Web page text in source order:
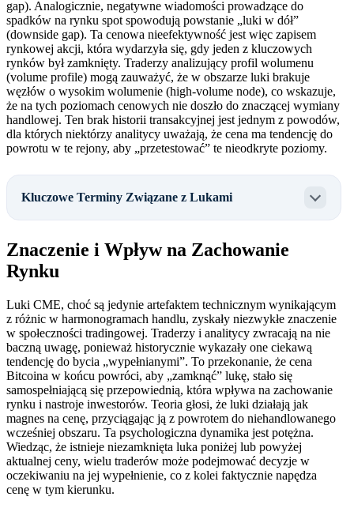
gap). Analogicznie, negatywne wiadomości prowadzące do
spadków na rynku spot spowodują powstanie „luki w dół”
(downside gap). Ta cenowa nieefektywność jest więc zapisem
rynkowej akcji, która wydarzyła się, gdy jeden z kluczowych
rynków był zamknięty. Traderzy analizujący profil wolumenu
(volume profile) mogą zauważyć, że w obszarze luki brakuje
węzłów o wysokim wolumenie (high-volume node), co wskazuje,
że na tych poziomach cenowych nie doszło do znaczącej wymiany
handlowej. Ten brak historii transakcyjnej jest jednym z powodów,
dla których niektórzy analitycy uważają, że cena ma tendencję do
powrotu w te rejony, aby „przetestować” te nieodkryte poziomy.
Kluczowe Terminy Związane z Lukami
Znaczenie i Wpływ na Zachowanie
Rynku
Luki CME, choć są jedynie artefaktem technicznym wynikającym
z różnic w harmonogramach handlu, zyskały niezwykłe znaczenie
w społeczności tradingowej. Traderzy i analitycy zwracają na nie
baczną uwagę, ponieważ historycznie wykazały one ciekawą
tendencję do bycia „wypełnianymi”. To przekonanie, że cena
Bitcoina w końcu powróci, aby „zamknąć” lukę, stało się
samospełniającą się przepowiednią, która wpływa na zachowanie
rynku i nastroje inwestorów. Teoria głosi, że luki działają jak
magnes na cenę, przyciągając ją z powrotem do niehandlowanego
wcześniej obszaru. Ta psychologiczna dynamika jest potężna.
Wiedząc, że istnieje niezamknięta luka poniżej lub powyżej
aktualnej ceny, wielu traderów może podejmować decyzje w
oczekiwaniu na jej wypełnienie, co z kolei faktycznie napędza
cenę w tym kierunku.